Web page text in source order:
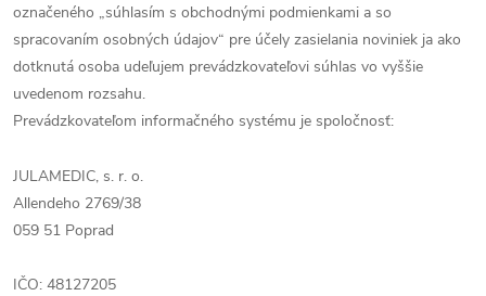
označeného „súhlasím s obchodnými podmienkami a so
spracovaním osobných údajov“ pre účely zasielania noviniek ja ako
dotknutá osoba udeľujem prevádzkovateľovi súhlas vo vyššie
uvedenom rozsahu.
Prevádzkovateľom informačného systému je spoločnosť:
JULAMEDIC, s. r. o.
Allendeho 2769/38
059 51 Poprad
IČO: 48127205